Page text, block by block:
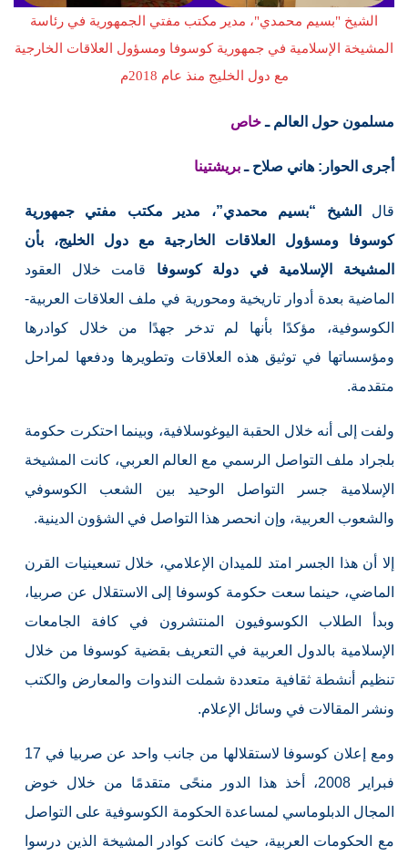
الشيخ "بسيم محمدي"، مدير مكتب مفتي الجمهورية في رئاسة
المشيخة الإسلامية في جمهورية كوسوفا ومسؤول العلاقات الخارجية
مع دول الخليج منذ عام 2018م
مسلمون حول العالم ـخاص
أجرى الحوار: هاني صلاح ـبريشتينا
قال الشيخ “بسيم محمدي”، مدير مكتب مفتي جمهورية
كوسوفا ومسؤول العلاقات الخارجية مع دول الخليج، بأن
المشيخة الإسلامية في دولة كوسوفا قامت خلال العقود
الماضية بعدة أدوار تاريخية ومحورية في ملف العلاقات العربية-
الكوسوفية، مؤكدًا بأنها لم تدخر جهدًا من خلال كوادرها
ومؤسساتها في توثيق هذه العلاقات وتطويرها ودفعها لمراحل
متقدمة.
ولفت إلى أنه خلال الحقبة اليوغوسلافية، وبينما احتكرت حكومة
بلجراد ملف التواصل الرسمي مع العالم العربي، كانت المشيخة
الإسلامية جسر التواصل الوحيد بين الشعب الكوسوفي
والشعوب العربية، وإن انحصر هذا التواصل في الشؤون الدينية.
إلا أن هذا الجسر امتد للميدان الإعلامي، خلال تسعينيات القرن
الماضي، حينما سعت حكومة كوسوفا إلى الاستقلال عن صربيا،
وبدأ الطلاب الكوسوفيون المنتشرون في كافة الجامعات
الإسلامية بالدول العربية في التعريف بقضية كوسوفا من خلال
تنظيم أنشطة ثقافية متعددة شملت الندوات والمعارض والكتب
ونشر المقالات في وسائل الإعلام.
ومع إعلان كوسوفا لاستقلالها من جانب واحد عن صربيا في 17
فبراير 2008، أخذ هذا الدور منحًى متقدمًا من خلال خوض
المجال الدبلوماسي لمساعدة الحكومة الكوسوفية على التواصل
مع الحكومات العربية، حيث كانت كوادر المشيخة الذين درسوا